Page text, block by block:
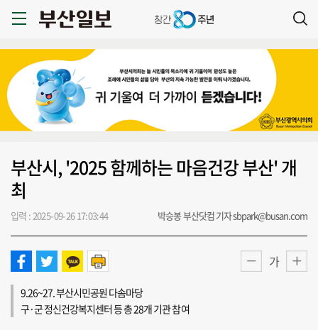
부산시, '2025 함께하는 마음건강 부산' 개
최
입력 : 2025-09-26 17:03:44 박승봉 부산닷컴 기자 sbpark@busan.com
가
9.26~27. 부산시민공원 다솜마당
구·군 정신건강복지센터 등 총 28개 기관 참여